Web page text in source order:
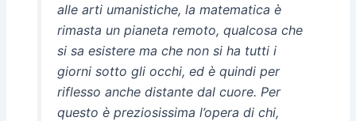
alle arti umanistiche, la matematica è
rimasta un pianeta remoto, qualcosa che
si sa esistere ma che non si ha tutti i
giorni sotto gli occhi, ed è quindi per
riflesso anche distante dal cuore. Per
questo è preziosissima l’opera di chi,